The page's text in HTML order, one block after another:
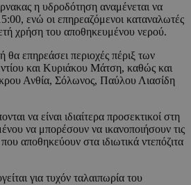
η υδροδότηση αναμένεται να
ενώ οι επηρεαζόμενοι καταναλωτές
χρήση του αποθηκευμένου νερού.
θα επηρεάσει περιοχές πέριξ των
και Κυριάκου Μάτση, καθώς και
Ανθία, Σόλωνος, Παύλου Λιασίδη
να είναι ιδιαίτερα προσεκτικοί στη
να μπορέσουν να ικανοποιήσουν τις
αποθηκεύουν στα ιδιωτικά ντεπόζιτα
για τυχόν ταλαιπωρία του